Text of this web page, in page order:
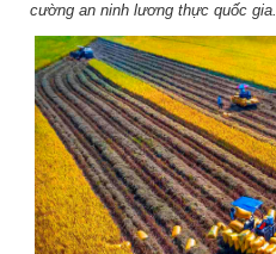
cường an ninh lương thực quốc gia.